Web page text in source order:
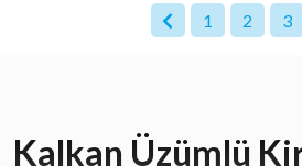
1 2 3
Kalkan Üzümlü